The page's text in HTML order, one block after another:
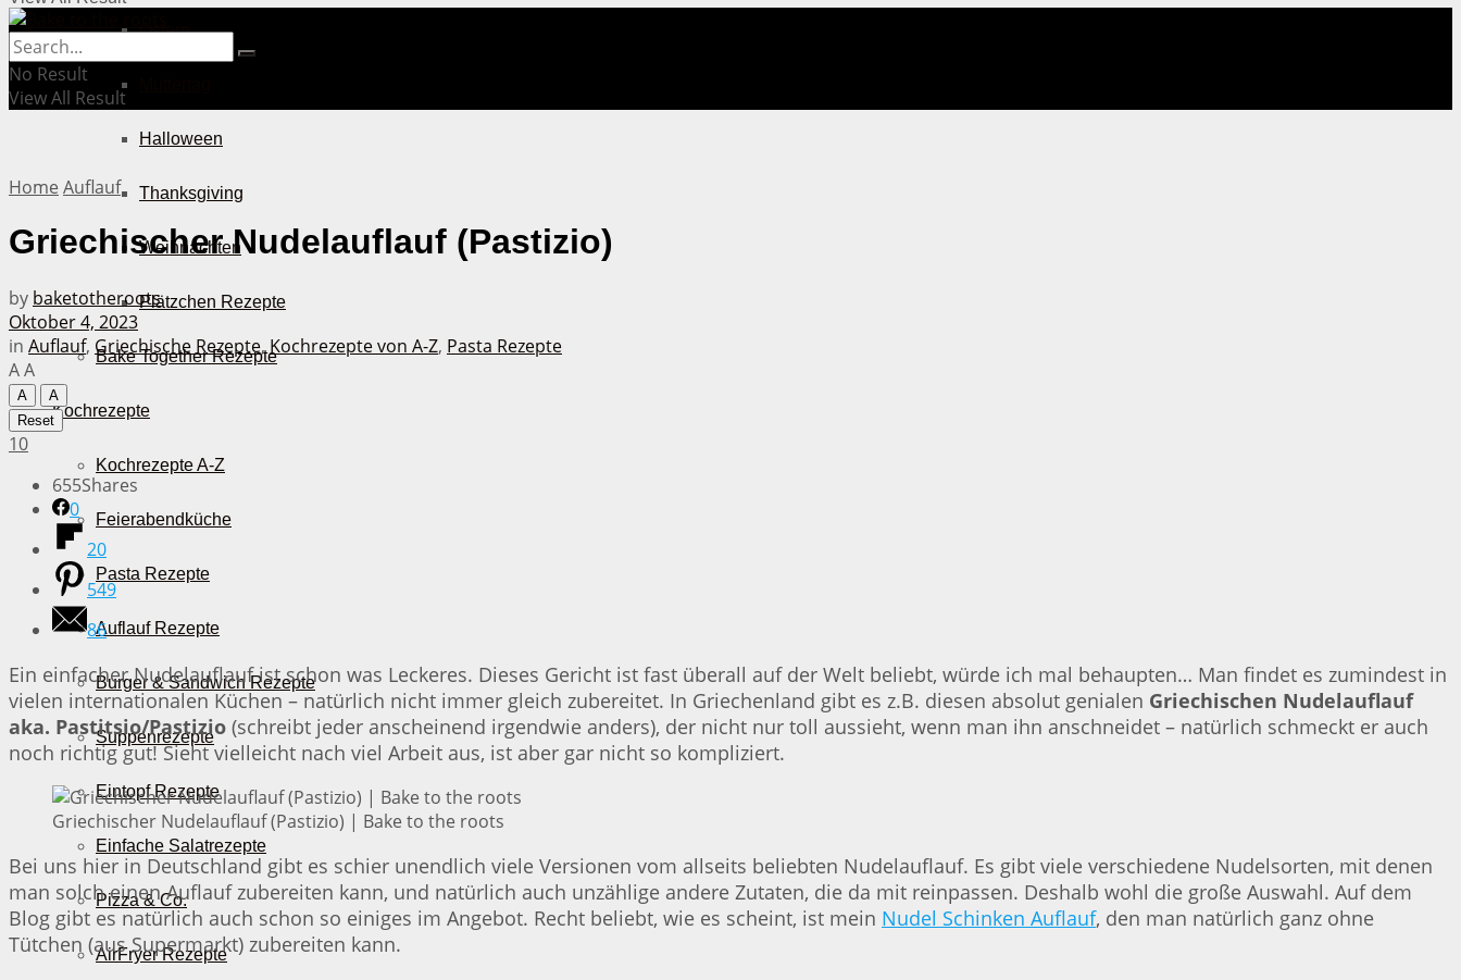
Ostern
Halloween
Thanksgiving
Weihnachten
Plätzchen Rezepte
Bake Together Rezepte
Kochrezepte
Kochrezepte A-Z
Feierabendküche
Pasta Rezepte
Auflauf Rezepte
Burger & Sandwich Rezepte
Suppenrezepte
Eintopf Rezepte
Einfache Salatrezepte
Pizza & Co.
AirFryer Rezepte
No Result
View All Result
Home Auflauf
Griechischer Nudelauflauf (Pastizio)
by baketotheroots
Oktober 4, 2023
in Auflauf, Griechische Rezepte,Kochrezepte von A-Z, Pasta Rezepte
AA
A
A
Reset
10
655Shares
0
20
549
86
Ein einfacher Nudelauflauf ist schon was Leckeres. Dieses Gericht ist fast überall auf der Welt beliebt, würde ich mal behaupten… Man findet es zumindest in
vielen internationalen Küchen – natürlich nicht immer gleich zubereitet. In Griechenland gibt es z.B. diesen absolut genialen Griechischen Nudelauflauf
aka. Pastitsio/Pastizio (schreibt jeder anscheinend irgendwie anders), der nicht nur toll aussieht, wenn man ihn anschneidet – natürlich schmeckt er auch
noch richtig gut! Sieht vielleicht nach viel Arbeit aus, ist aber gar nicht so kompliziert.
Griechischer Nudelauflauf (Pastizio) | Bake to the roots
Bei uns hier in Deutschland gibt es schier unendlich viele Versionen vom allseits beliebten Nudelauflauf. Es gibt viele verschiedene Nudelsorten, mit denen
man solch einen Auflauf zubereiten kann, und natürlich auch unzählige andere Zutaten, die da mit reinpassen. Deshalb wohl die große Auswahl. Auf dem
Blog gibt es natürlich auch schon so einiges im Angebot. Recht beliebt, wie es scheint, ist mein Nudel Schinken Auflauf, den man natürlich ganz ohne
Tütchen (aus Supermarkt) zubereiten kann.